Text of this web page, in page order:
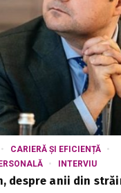
CARIERĂ ȘI EFICIENȚĂ
INTERVIU
despre anii din